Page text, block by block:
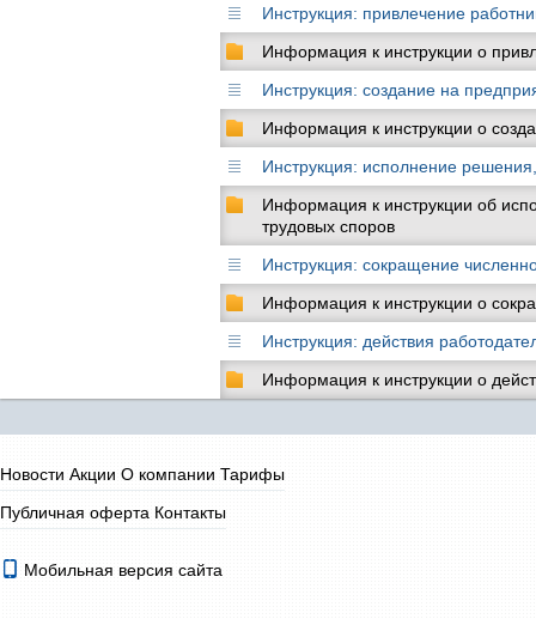
Инструкция: привлечение
Информация к инструкции о
Инструкция: создание на
Информация к инструкции о
Инструкция: исполнение
Информация к инструкции об
трудовых споров
Инструкция: сокращение
Информация к инструкции о
Инструкция: действия
Информация к инструкции о
Новости Акции О компании Тарифы
Публичная оферта Контакты
Мобильная версия сайта